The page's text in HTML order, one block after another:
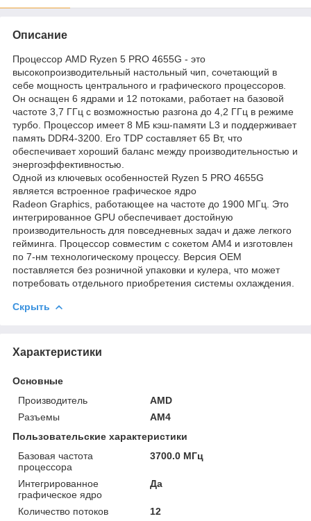
Описание
Процессор AMD Ryzen 5 PRO 4655G - это
высокопроизводительный настольный чип, сочетающий в
себе мощность центрального и графического процессоров.
Он оснащен 6 ядрами и 12 потоками, работает на базовой
частоте 3,7 ГГц с возможностью разгона до 4,2 ГГц в режиме
турбо. Процессор имеет 8 МБ кэш-памяти L3 и поддерживает
память DDR4-3200. Его TDP составляет 65 Вт, что
обеспечивает хороший баланс между производительностью и
энергоэффективностью.
Одной из ключевых особенностей Ryzen 5 PRO 4655G
является встроенное графическое ядро
Radeon Graphics, работающее на частоте до 1900 МГц. Это
интегрированное GPU обеспечивает достойную
производительность для повседневных задач и даже легкого
гейминга. Процессор совместим с сокетом AM4 и изготовлен
по 7-нм технологическому процессу. Версия OEM
поставляется без розничной упаковки и кулера, что может
потребовать отдельного приобретения системы охлаждения.
Скрыть
Характеристики
Основные
Производитель
AMD
Разъемы
AM4
Пользовательские характеристики
Базовая частота
процессора
3700.0 МГц
Интегрированное
графическое ядро
Да
Количество потоков
12